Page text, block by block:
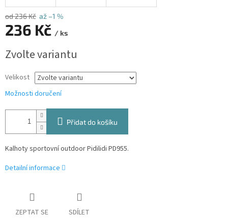
od 236 Kč až –1 %
236 Kč / ks
cena:
Zvolte variantu
Velikost
Možnosti doručení
Přidat do košíku
Kalhoty sportovní outdoor Pidilidi PD955.
Detailní informace
ZEPTAT SE SDÍLET